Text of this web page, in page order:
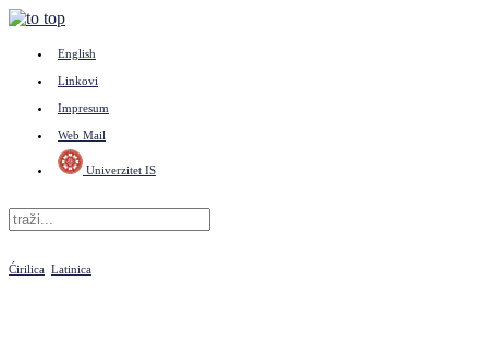
English
Linkovi
Impresum
Web Mail
Univerzitet IS
Ćirilica Latinica